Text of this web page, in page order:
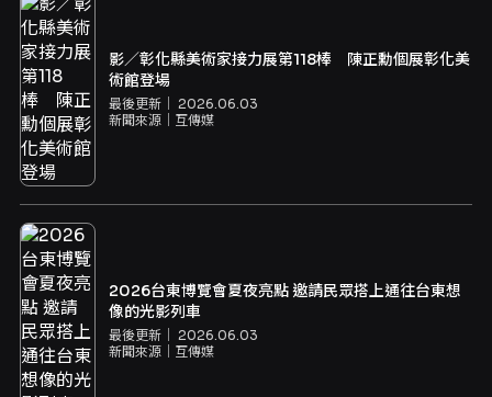
影／彰化縣美術家接力展第118棒 陳正勳個展彰化美
術館登場
最後更新｜ 2026.06.03
新聞來源｜ 互傳媒
2026台東博覽會夏夜亮點 邀請民眾搭上通往台東想
像的光影列車
最後更新｜ 2026.06.03
新聞來源｜ 互傳媒